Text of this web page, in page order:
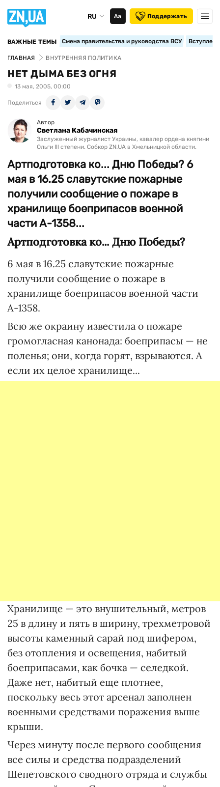
RU Аа Поддержать
ВАЖНЫЕ ТЕМЫ Смена правительства и руководства ВСУ
ГЛАВНАЯ ВНУТРЕННЯЯ ПОЛИТИКА
НЕТ ДЫМА БЕЗ ОГНЯ
13 мая, 2005, 00:00
Поделиться
Автор
Светлана Кабачинская
Заслуженный журналист Украины, кавалер ордена княгини
Ольги III степени. Собкор ZN.UA в Хмельницкой области.
Артподготовка ко... Дню Победы? 6
мая в 16.25 славутские пожарные
получили сообщение о пожаре в
хранилище боеприпасов военной
части А-1358...
Артподготовка ко... Дню Победы?
6 мая в 16.25 славутские пожарные
получили сообщение о пожаре в
хранилище боеприпасов военной части
А-1358.
Всю же окраину известила о пожаре
громогласная канонада: боеприпасы — не
поленья; они, когда горят, взрываются. А
если их целое хранилище...
Хранилище — это внушительный, метров
25 в длину и пять в ширину, трехметровой
высоты каменный сарай под шифером,
без отопления и освещения, набитый
боеприпасами, как бочка — селедкой.
Даже нет, набитый еще плотнее,
поскольку весь этот арсенал заполнен
военными средствами поражения выше
крыши.
Через минуту после первого сообщения
все силы и средства подразделений
Шепетовского сводного отряда и службы